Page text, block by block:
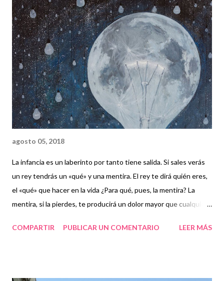
solución parcial, los ingenieros introdujeron en el mundo
Internet, en un intento, quizás vano, de que nuestros avatares
tuvieran un atisbo de la realidad que hiciera más llevadero su
regreso.
agosto 05, 2018
La infancia es un laberinto por tanto tiene salida. Si sales verás
un rey tendrás un «qué» y una mentira. El rey te dirá quién eres,
el «qué» que hacer en la vida ¿Para qué, pues, la mentira? La
mentira, si la pierdes, te producirá un dolor mayor que cualquier
COMPARTIR
PUBLICAR UN COMENTARIO LEER MÁS